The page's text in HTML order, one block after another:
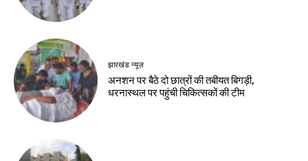
झारखंड न्यूज़
अनशन पर बैठे दो छात्रों की तबीयत बिगड़ी,
धरनास्थल पर पहुंची चिकित्सकों की टीम